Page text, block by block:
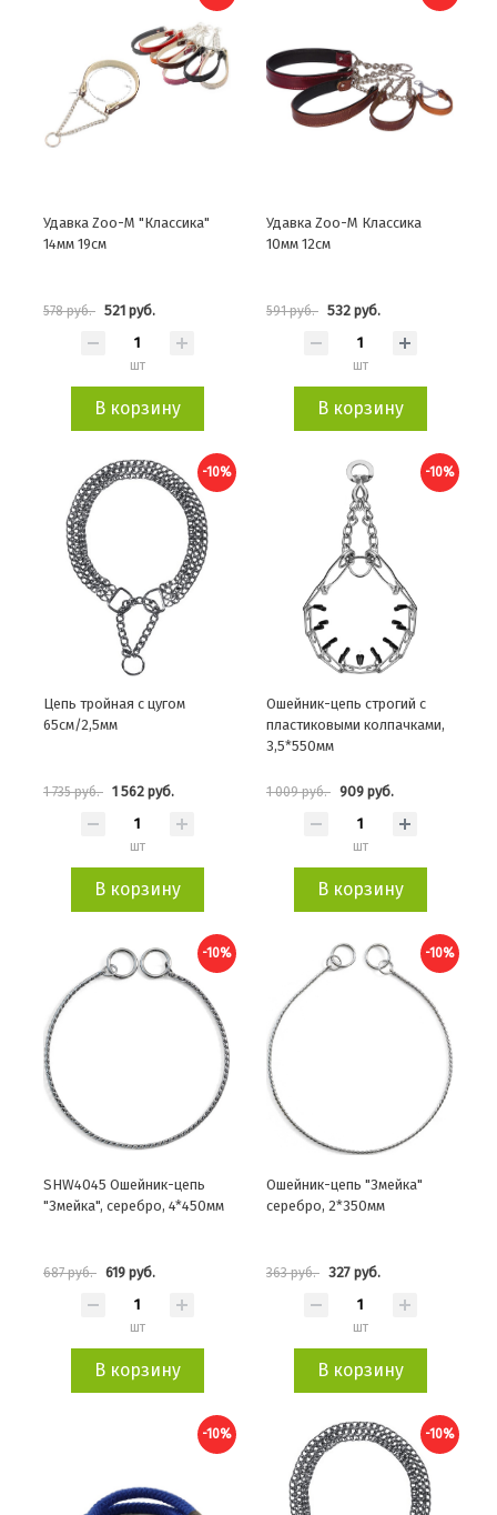
Удавка Zoo-M "Классика"
14мм 19см
578 руб. 521 руб.
шт
В корзину
Удавка Zoo-M Классика
10мм 12см
591 руб. 532 руб.
шт
В корзину
-10%
Цепь тройная с цугом
65см/2,5мм
1 735 руб. 1 562 руб.
шт
В корзину
-10%
Ошейник-цепь строгий с
пластиковыми колпачками,
3,5*550мм
1 009 руб. 909 руб.
шт
В корзину
-10%
SHW4045 Ошейник-цепь
"Змейка", серебро, 4*450мм
687 руб. 619 руб.
шт
В корзину
-10%
Ошейник-цепь "Змейка"
серебро, 2*350мм
363 руб. 327 руб.
шт
В корзину
-10% -10%